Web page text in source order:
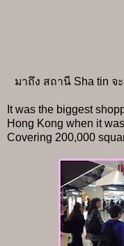
มาถึง สถานี Sha tin
It was the biggest
Hong Kong when it
Covering 200,000